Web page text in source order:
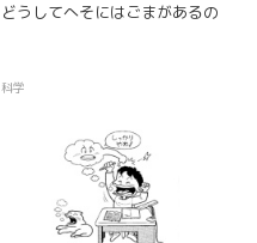
どうしてへそにはごまがあるの
科学